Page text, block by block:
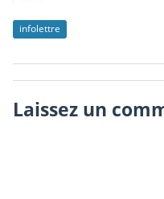
infolettre
Laissez un